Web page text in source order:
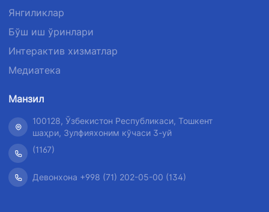
Янгиликлар
Бўш иш ўринлари
Интерактив хизматлар
Медиатека
Манзил
100128, Ўзбекистон Республикаси, Тошкент
шаҳри, Зулфияхоним кўчаси 3-уй
(1167)
Девонхона +998 (71) 202-05-00 (134)